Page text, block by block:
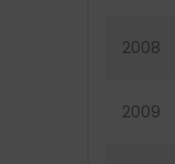
2008
2009